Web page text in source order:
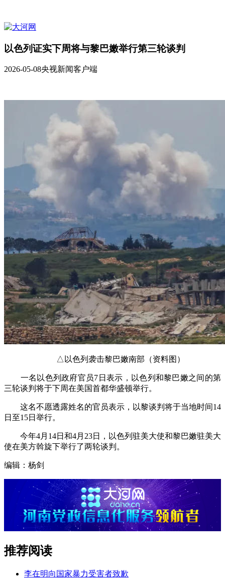
以色列证实下周将与黎巴嫩举行第三轮谈判
2026-05-08央视新闻客户端
△以色列袭击黎巴嫩南部（资料图）
一名以色列政府官员7日表示，以色列和黎巴嫩之间的第
三轮谈判将于下周在美国首都华盛顿举行。
这名不愿透露姓名的官员表示，以黎谈判将于当地时间14
日至15日举行。
今年4月14日和4月23日，以色列驻美大使和黎巴嫩驻美大
使在美方斡旋下举行了两轮谈判。
编辑：杨剑
推荐阅读
李在明向国家暴力受害者致歉